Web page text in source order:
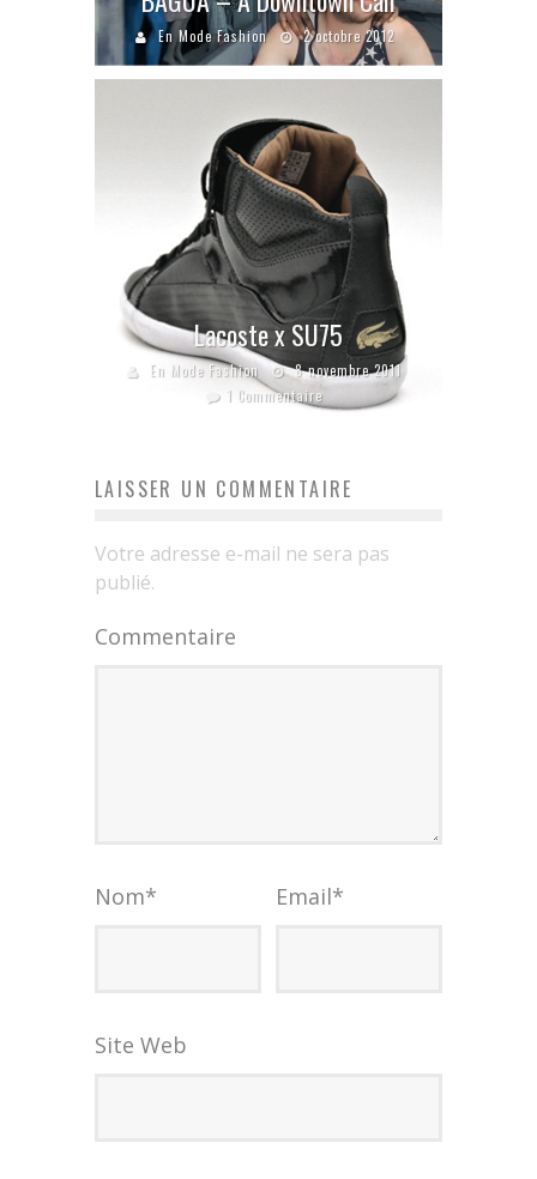
En Mode Fashion 2 octobre 2012
Lacoste x SU75
En Mode Fashion
8 novembre 2011
1 Commentaire
LAISSER UN COMMENTAIRE
Votre adresse e-mail ne sera pas
publié.
Commentaire
Nom* Email*
Site Web